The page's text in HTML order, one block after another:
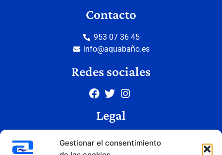
Gestionar el consentimiento
Contacto
953 07 36 45
info@aquabaño.es
Redes sociales
Legal
Política de privacidad